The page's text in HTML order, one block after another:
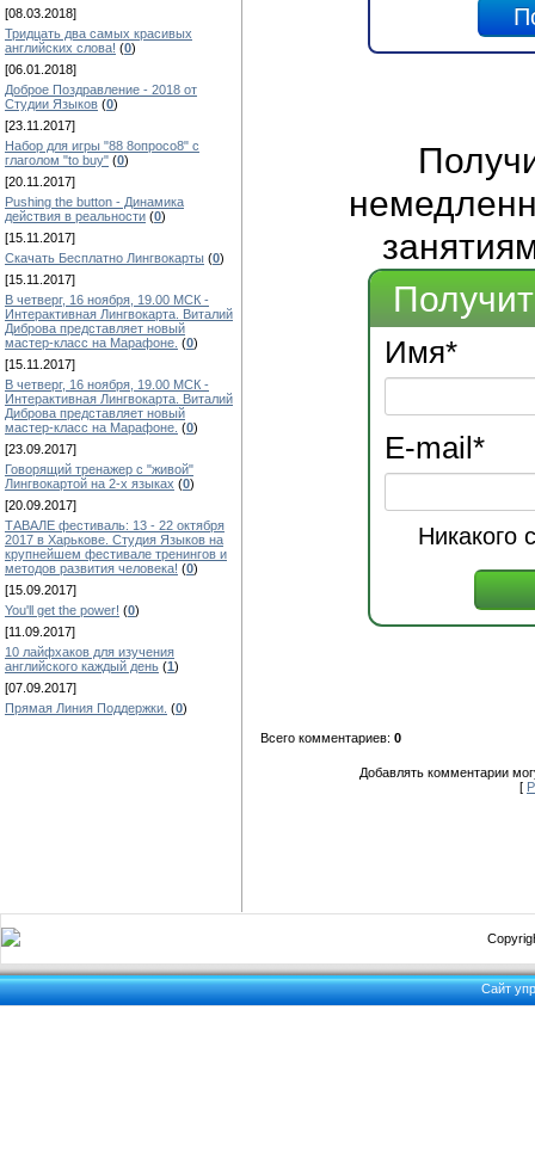
[08.03.2018]
Тридцать два самых красивых
английских слова! (0)
[06.01.2018]
Доброе Поздравление - 2018 от
Студии Языков (0)
[23.11.2017]
Набор для игры "88 8опросо8" с
глаголом "to buy" (0)
[20.11.2017]
Pushing the button - Динамика
действия в реальности (0)
[15.11.2017]
Скачать Бесплатно Лингвокарты (0)
[15.11.2017]
В четверг, 16 ноября, 19.00 МСК -
Интерактивная Лингвокарта. Виталий
Диброва представляет новый
мастер-класс на Марафоне. (0)
[15.11.2017]
В четверг, 16 ноября, 19.00 МСК -
Интерактивная Лингвокарта. Виталий
Диброва представляет новый
мастер-класс на Марафоне. (0)
[23.09.2017]
Говорящий тренажер с "живой"
Лингвокартой на 2-х языках (0)
[20.09.2017]
ТАВАЛЕ фестиваль: 13 - 22 октября
2017 в Харькове. Студия Языков на
крупнейшем фестивале тренингов и
методов развития человека! (0)
[15.09.2017]
You'll get the power! (0)
[11.09.2017]
10 лайфхаков для изучения
английского каждый день (1)
[07.09.2017]
Прямая Линия Поддержки. (0)
Имя*
E-mail*
Никакого
Всего комментариев: 0
Добавлять комментарии
[
Сайт